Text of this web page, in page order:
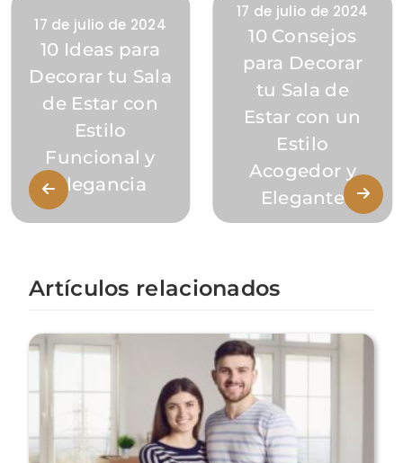
17 de julio de 2024
10 Ideas para
Decorar tu Sala
de Estar con
Estilo
Funcional y
Elegancia
17 de julio de 2024
10 Consejos
para Decorar
tu Sala de
Estar con un
Estilo
Acogedor y
Elegante
Artículos relacionados